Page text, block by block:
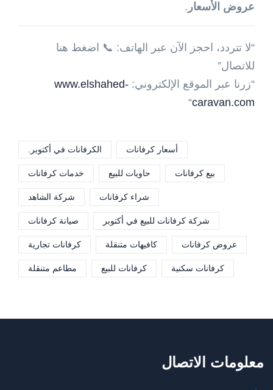
عروض الأسعار .
“لا تتردد، احجز الآن عبر الهاتف: 📞
اضغط هنا
للاتصال”
“زرنا عبر الموقع الإلكتروني: www.elshahed-
caravan.com
“
أسعار كرفانات الكرفانات في أكتوبر.
بيع كرفانات حاويات للبيع خدمات كرفانات
شراء كرفانات شركة الشاهد
شركة كرفانات للبيع في أكتوبر صيانة كرفانات
عروض كرفانات كافيهات متنقلة كرفانات تجارية
كرفانات سكنية كرفانات للبيع مطاعم متنقلة
معلومات الاتصال